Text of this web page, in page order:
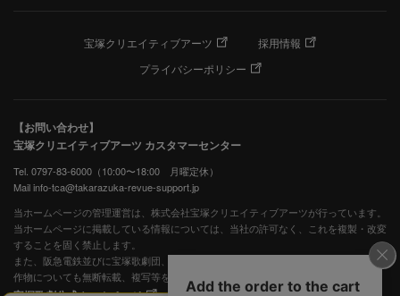
宝塚クリエイティブアーツ
採用情報
プライバシーポリシー
【お問い合わせ】
宝塚クリエイティブアーツ カスタマーセンター
Tel. 0797-83-6000（10:00〜18:00 月曜定休）
Mail info-tca@takarazuka-revue-support.jp
当ホームページの管理運営は、株式会社宝塚クリエイティブアーツが行っています。
当ホームページに掲載している情報については、当社の許可なく、これを複製・改変
することを固く禁止します。
また、阪急電鉄並びに宝塚歌劇団、宝塚クリエイティブアーツの出版物ほか写真等著
作物についても無断転載、複写等を禁じます。